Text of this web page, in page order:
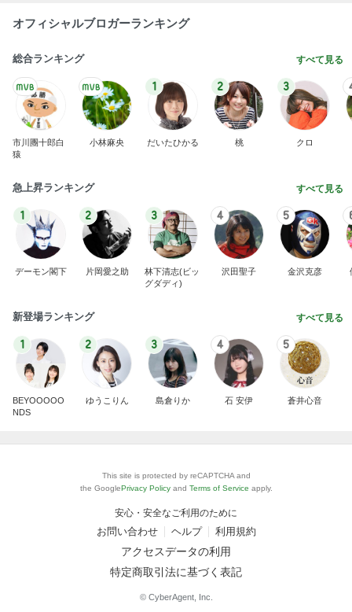
オフィシャルブロガーランキング
総合ランキング すべて見る
市川團十郎白
猿
小林麻央
1
だいたひかる
2
桃
3
クロ
急上昇ランキング すべて見る
1
デーモン閣下
2
片岡愛之助
3
林下清志(ビッ
グダディ)
4
沢田聖子
5
金沢克彦
新登場ランキング すべて見る
1
BEYOOOOO
NDS
2
ゆうこりん
3
島倉りか
4
石 安伊
5
蒼井心音
This site is protected by reCAPTCHA and
the GooglePrivacy Policy and Terms of Service apply.
安心・安全なご利用のために
お問い合わせ ヘルプ 利用規約
アクセスデータの利用
特定商取引法に基づく表記
© CyberAgent, Inc.